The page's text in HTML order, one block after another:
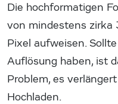
Die hochformatigen
von mindestens zirka
Pixel aufweisen.
Auflösung haben, ist
Problem, es
Hochladen.